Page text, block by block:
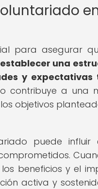
para asegurar
una
y expectativas
contribuye a una
objetivos
puede influir
beneficios y el
activa y